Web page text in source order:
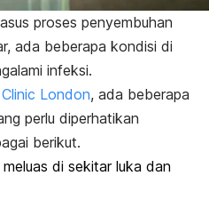
proses penyembuhan
ada beberapa kondisi di
infeksi.
London, ada beberapa
perlu diperhatikan
berikut.
di sekitar luka dan